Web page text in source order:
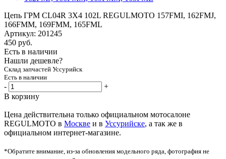
Цепь ГРМ CL04R 3X4 102L REGULMOTO 157FMI, 162FMJ,
166FMM, 169FMM, 165FML
Артикул: 201245
450 руб.
Есть в наличии
Нашли дешевле?
Склад запчастей Уссурийск
Есть в наличии
-
+
В корзину
Цена действительна только официальном мотосалоне
REGULMOTO в Москве и в Уссурийске, а так же в
официальном интернет-магазине.
*Обратите внимание, из-за обновления модельного ряда, фотография не